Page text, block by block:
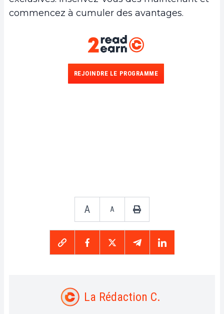
commencez à cumuler des avantages.
REJOINDRE LE PROGRAMME
A A
La Rédaction C.